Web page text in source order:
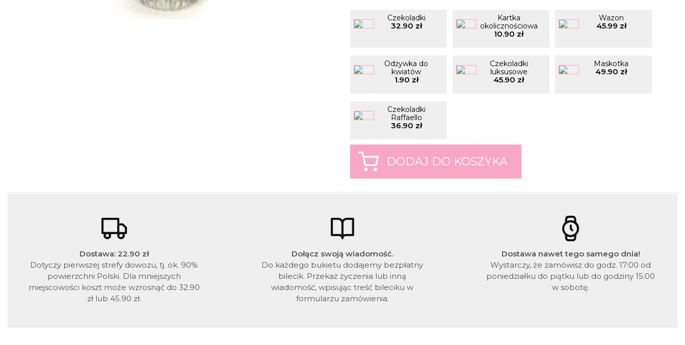
Czekoladki
32.90 zł
Kartka
okolicznościowa
10.90 zł
Wazon
45.99 zł
Odżywka do
kwiatów
1.90 zł
Czekoladki
luksusowe
45.90 zł
Maskotka
49.90 zł
Czekoladki
Raffaello
36.90 zł
Dostawa: 22.90 zł
Dotyczy pierwszej strefy dowozu, tj. ok. 90%
powierzchni Polski. Dla mniejszych
miejscowości koszt może wzrosnąć do 32.90
zł lub 45.90 zł.
Dołącz swoją wiadomość.
Do każdego bukietu dodajemy bezpłatny
bilecik. Przekaż życzenia lub inną
wiadomość, wpisując treść bileciku w
formularzu zamówienia.
Dostawa nawet tego samego dnia!
Wystarczy, że zamówisz do godz. 17:00 od
poniedziałku do piątku lub do godziny 15:00
w sobotę.